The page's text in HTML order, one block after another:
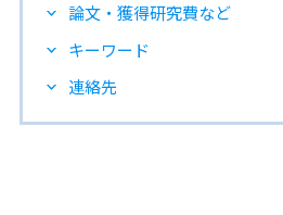
論文・獲得研究費など
キーワード
連絡先